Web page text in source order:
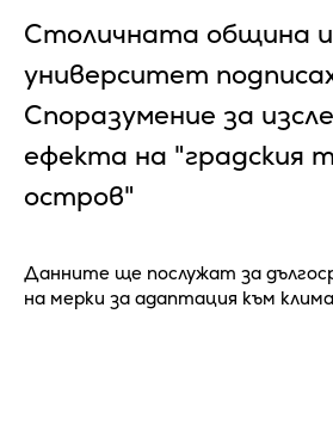
Столичната община
университет
Споразумение за
ефекта на "градския
остров"
Данните ще послужат за
на мерки за адаптация към